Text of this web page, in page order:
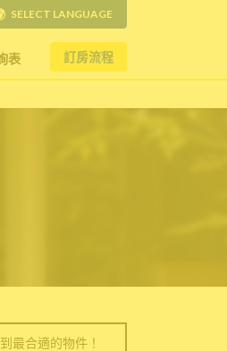
表 訂房流程
SELECT LANGUAGE
最合適的物件！